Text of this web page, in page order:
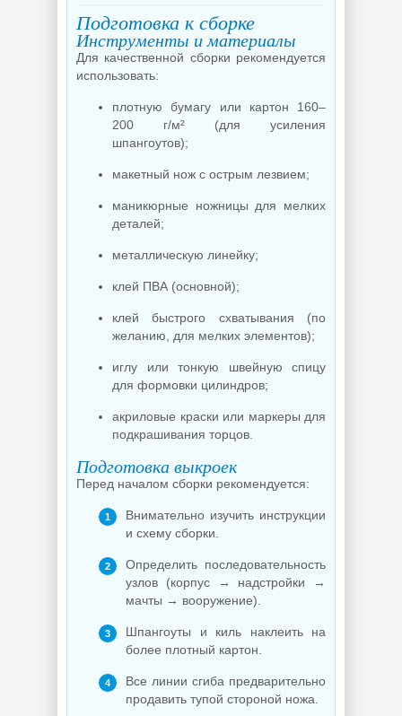
Подготовка к сборке
Инструменты и материалы
Для качественной сборки рекомендуется
использовать:
плотную бумагу или картон 160–
200 г/м² (для усиления
шпангоутов);
макетный нож с острым лезвием;
маникюрные ножницы для мелких
деталей;
металлическую линейку;
клей ПВА (основной);
клей быстрого схватывания (по
желанию, для мелких элементов);
иглу или тонкую швейную спицу
для формовки цилиндров;
акриловые краски или маркеры для
подкрашивания торцов.
Подготовка выкроек
Перед началом сборки рекомендуется:
Внимательно изучить инструкции
и схему сборки.
Определить последовательность
узлов (корпус → надстройки →
мачты → вооружение).
Шпангоуты и киль наклеить на
более плотный картон.
Все линии сгиба предварительно
продавить тупой стороной ножа.